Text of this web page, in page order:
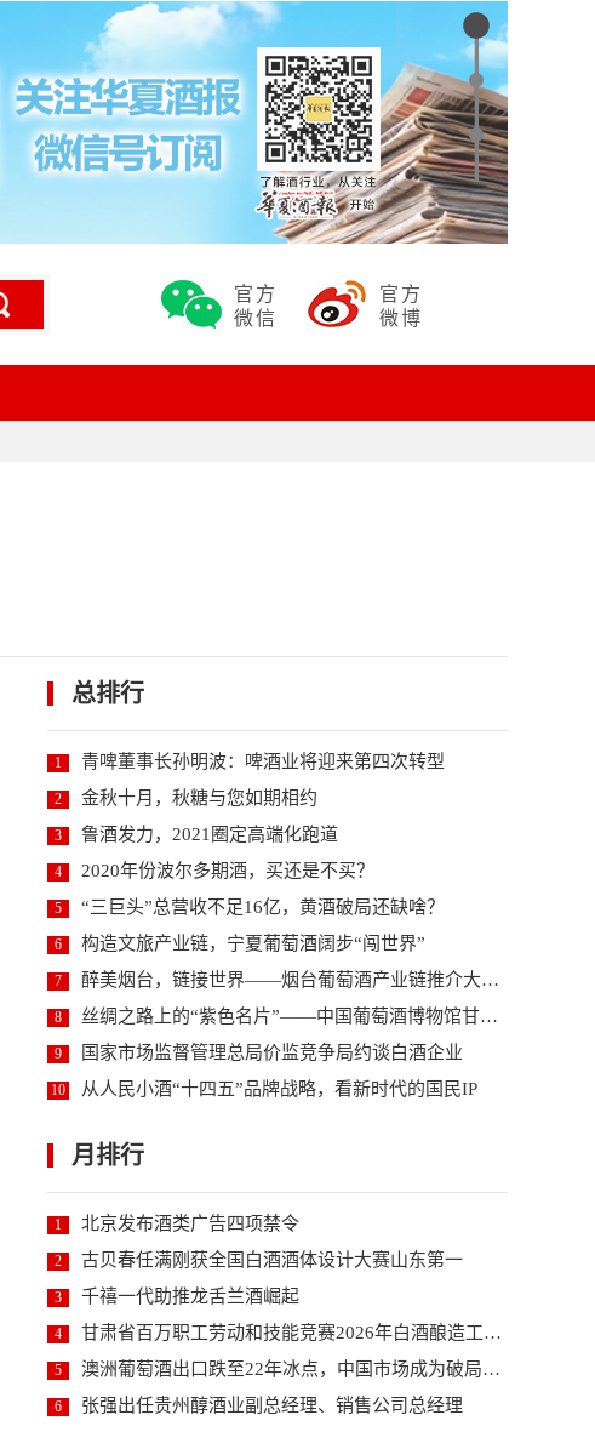
官方
微信
官方
微博
总排行
1 青啤董事长孙明波：啤酒业将迎来第四次转型
2 金秋十月，秋糖与您如期相约
3 鲁酒发力，2021圈定高端化跑道
4 2020年份波尔多期酒，买还是不买？
5 “三巨头”总营收不足16亿，黄酒破局还缺啥？
6 构造文旅产业链，宁夏葡萄酒阔步“闯世界”
7 醉美烟台，链接世界——烟台葡萄酒产业链推介大会暨2...
8 丝绸之路上的“紫色名片”——中国葡萄酒博物馆甘肃河...
9 国家市场监督管理总局价监竞争局约谈白酒企业
10 从人民小酒“十四五”品牌战略，看新时代的国民IP
月排行
1 北京发布酒类广告四项禁令
2 古贝春任满刚获全国白酒酒体设计大赛山东第一
3 千禧一代助推龙舌兰酒崛起
4 甘肃省百万职工劳动和技能竞赛2026年白酒酿造工职...
5 澳洲葡萄酒出口跌至22年冰点，中国市场成为破局关键...
6 张强出任贵州醇酒业副总经理、销售公司总经理